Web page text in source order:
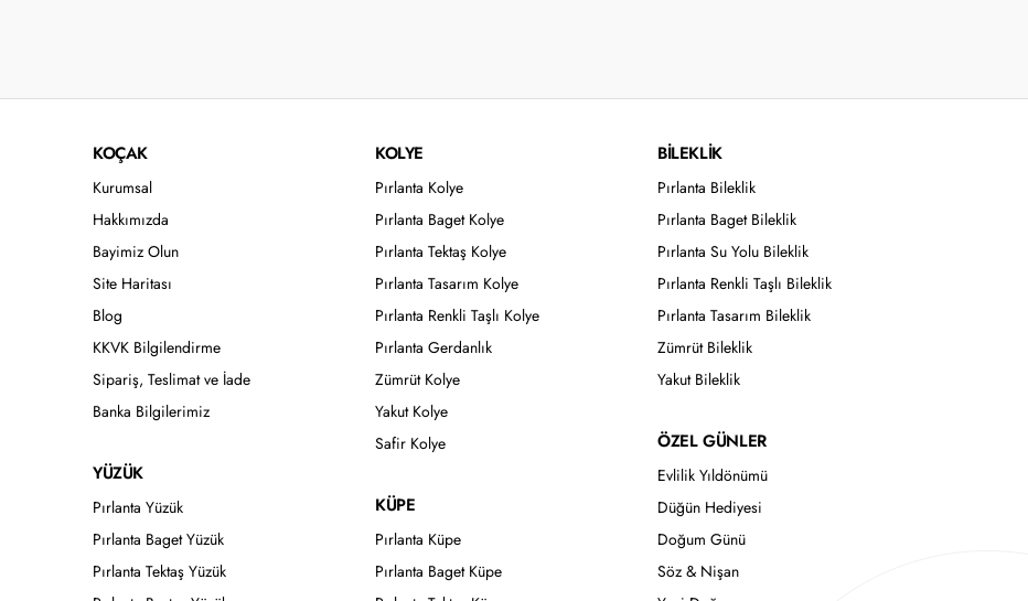
KOÇAK
Kurumsal
Hakkımızda
Bayimiz Olun
Site Haritası
Blog
KKVK Bilgilendirme
Sipariş, Teslimat ve İade
Banka Bilgilerimiz
YÜZÜK
Pırlanta Yüzük
Pırlanta Baget Yüzük
Pırlanta Tektaş Yüzük
KOLYE
Pırlanta Kolye
Pırlanta Baget Kolye
Pırlanta Tektaş Kolye
Pırlanta Tasarım Kolye
Pırlanta Renkli Taşlı Kolye
Pırlanta Gerdanlık
Zümrüt Kolye
Yakut Kolye
Safir Kolye
KÜPE
Pırlanta Küpe
Pırlanta Baget Küpe
BİLEKLİK
Pırlanta Bileklik
Pırlanta Baget Bileklik
Pırlanta Su Yolu Bileklik
Pırlanta Renkli Taşlı Bileklik
Pırlanta Tasarım Bileklik
Zümrüt Bileklik
Yakut Bileklik
ÖZEL GÜNLER
Evlilik Yıldönümü
Düğün Hediyesi
Doğum Günü
Söz & Nişan